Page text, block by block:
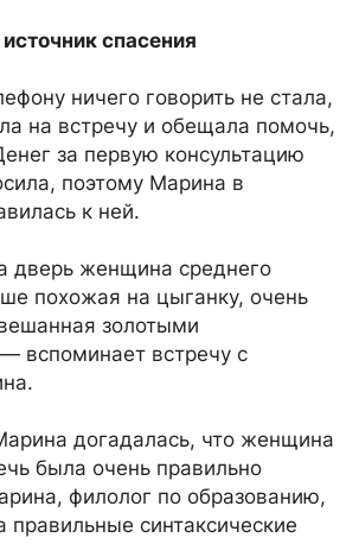
спасения
ничего говорить не стала,
на встречу и обещала помочь,
за первую консультацию
поэтому Марина в
к ней.
дверь женщина среднего
похожая на цыганку, очень
золотыми
вспоминает встречу с
догадалась, что женщина
была очень правильно
филолог по образованию,
правильные синтаксические